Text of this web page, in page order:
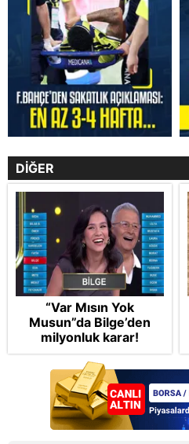
DİĞER
“Var Mısın Yok
Musun”da Bilge’den
milyonluk karar!